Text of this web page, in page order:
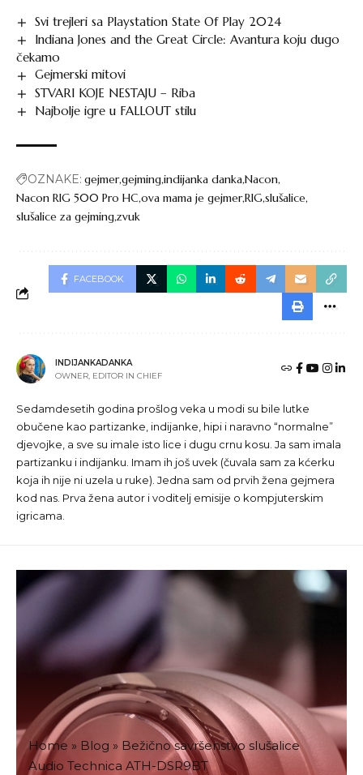
Svi trejleri sa Playstation State Of Play 2024
Indiana Jones and the Great Circle: Avantura koju dugo
čekamo
Gejmerski mitovi
STVARI KOJE NESTAJU – Riba
Najbolje igre u FALLOUT stilu
OZNAKE: gejmergejmingindijanka dankaNacon
Nacon RIG 500 Pro HC ova mama je gejmerRIGslušalice
slušalice za gejmingzvuk
FACEBOOK
INDIJANKADANKA
OWNER, EDITOR IN CHIEF
Sedamdesetih godina prošlog veka u modi su bile lutke
obučene kao partizanke, indijanke, hipi i naravno “normalne”
djevojke, a sve su imale isto lice i dugu crnu kosu. Ja sam imala
partizanku i indijanku. Imam ih još uvek (čuvala sam za kćerku
koja ih nije ni uzela u ruke). Jedna sam od prvih žena gejmera
kod nas. Prva žena autor i voditelj emisije o kompjuterskim
igricama.
Home » Blog » Bežično savršenstvo slušalice
Audio Technica ATH-DSR9BT